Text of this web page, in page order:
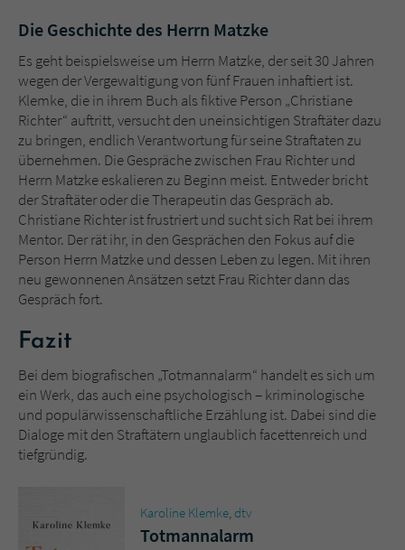
Die Geschichte des Herrn Matzke
Es geht beispielsweise um Herrn Matzke, der seit 30 Jahren
wegen der Vergewaltigung von fünf Frauen inhaftiert ist.
Klemke, die in ihrem Buch als fiktive Person „Christiane
Richter“ auftritt, versucht den uneinsichtigen Straftäter dazu
zu bringen, endlich Verantwortung für seine Straftaten zu
übernehmen. Die Gespräche zwischen Frau Richter und
Herrn Matzke eskalieren zu Beginn meist. Entweder bricht
der Straftäter oder die Therapeutin das Gespräch ab.
Christiane Richter ist frustriert und sucht sich Rat bei ihrem
Mentor. Der rät ihr, in den Gesprächen den Fokus auf die
Person Herrn Matzke und dessen Leben zu legen. Mit ihren
neu gewonnenen Ansätzen setzt Frau Richter dann das
Gespräch fort.
Fazit
Bei dem biografischen „Totmannalarm“ handelt es sich um
ein Werk, das auch eine psychologisch – kriminologische
und populärwissenschaftliche Erzählung ist. Dabei sind die
Dialoge mit den Straftätern unglaublich facettenreich und
tiefgründig.
Karoline Klemke dtv
Totmannalarm